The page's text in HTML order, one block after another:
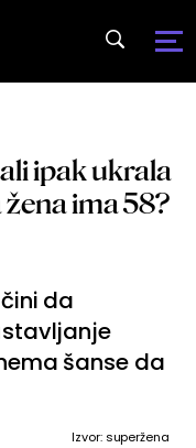
ipak ukrala
ima 58?
da
šanse da
Izvor: superžena